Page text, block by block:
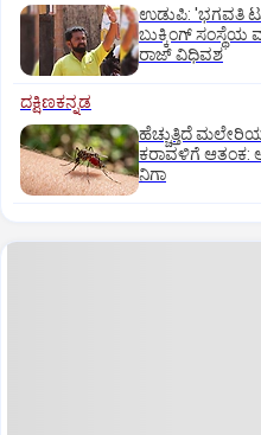
ಉಡುಪಿ: 'ಭಗವತಿ
ಬುಕ್ಕಿಂಗ್
ರಾಜ್ ವಿಧಿವಶ
ದಕ್ಷಿಣಕನ್ನಡ
ಹೆಚ್ಚುತ್ತಿದೆ
ಕರಾವಳಿಗೆ ಆತಂಕ:
ನಿಗಾ